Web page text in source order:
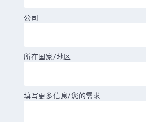
公司
所在国家/地区
填写更多信息/您的需求